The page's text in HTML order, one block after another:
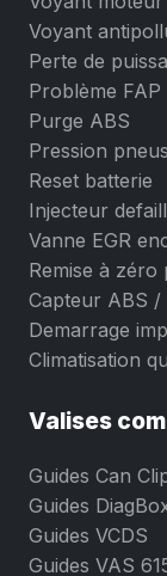
Voyant
Perte de
Problème
Purge ABS
Pression
Reset batterie
Injecteur
Vanne EGR
Remise à zéro
Capteur ABS /
Demarrage
Climatisation
Valises
Guides Can
Guides
Guides VCDS
Guides VAS